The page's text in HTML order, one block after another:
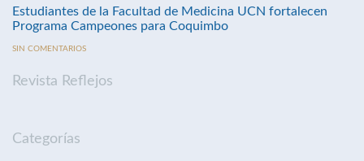
Estudiantes de la Facultad de Medicina UCN fortalecen
Programa Campeones para Coquimbo
SIN COMENTARIOS
Revista Reflejos
Categorías